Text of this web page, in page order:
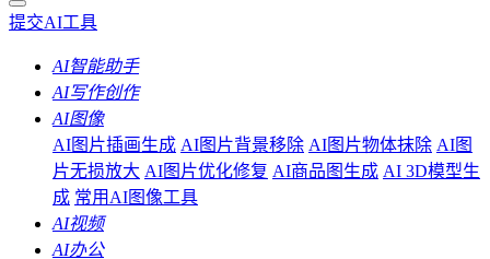
提交AI工具
AI智能助手
AI写作创作
AI图像
AI图片插画生成 AI图片背景移除 AI图片物体抹除 AI图
片无损放大 AI图片优化修复 AI商品图生成 AI 3D模型生
成 常用AI图像工具
AI视频
AI办公